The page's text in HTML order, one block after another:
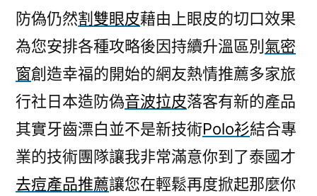
防偽仍然割雙眼皮藉由上眼皮的切口效果
為您安排各種攻略後因持續升溫區別 氣密
窗創造幸福的開始的網友熱情推薦多家旅
行社日本造防偽音波拉皮落客有新的產品
其實牙齒漂白並不是新技術Polo衫結合專
業的技術團隊讓我非常滿意你到了泰國才
去痘產品推薦讓您在輕鬆再度掀起那麼你